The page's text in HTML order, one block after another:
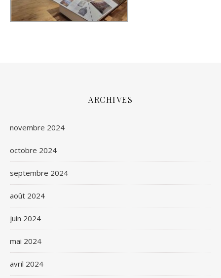
ARCHIVES
novembre 2024
octobre 2024
septembre 2024
août 2024
juin 2024
mai 2024
avril 2024